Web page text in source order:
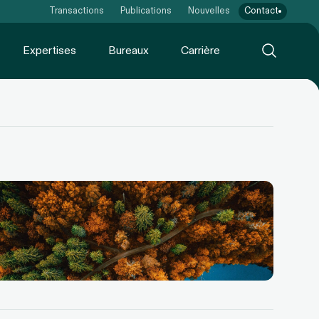
Transactions Publications Nouvelles Contact
Expertises Bureaux Carrière